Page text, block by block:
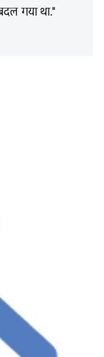
गया था."